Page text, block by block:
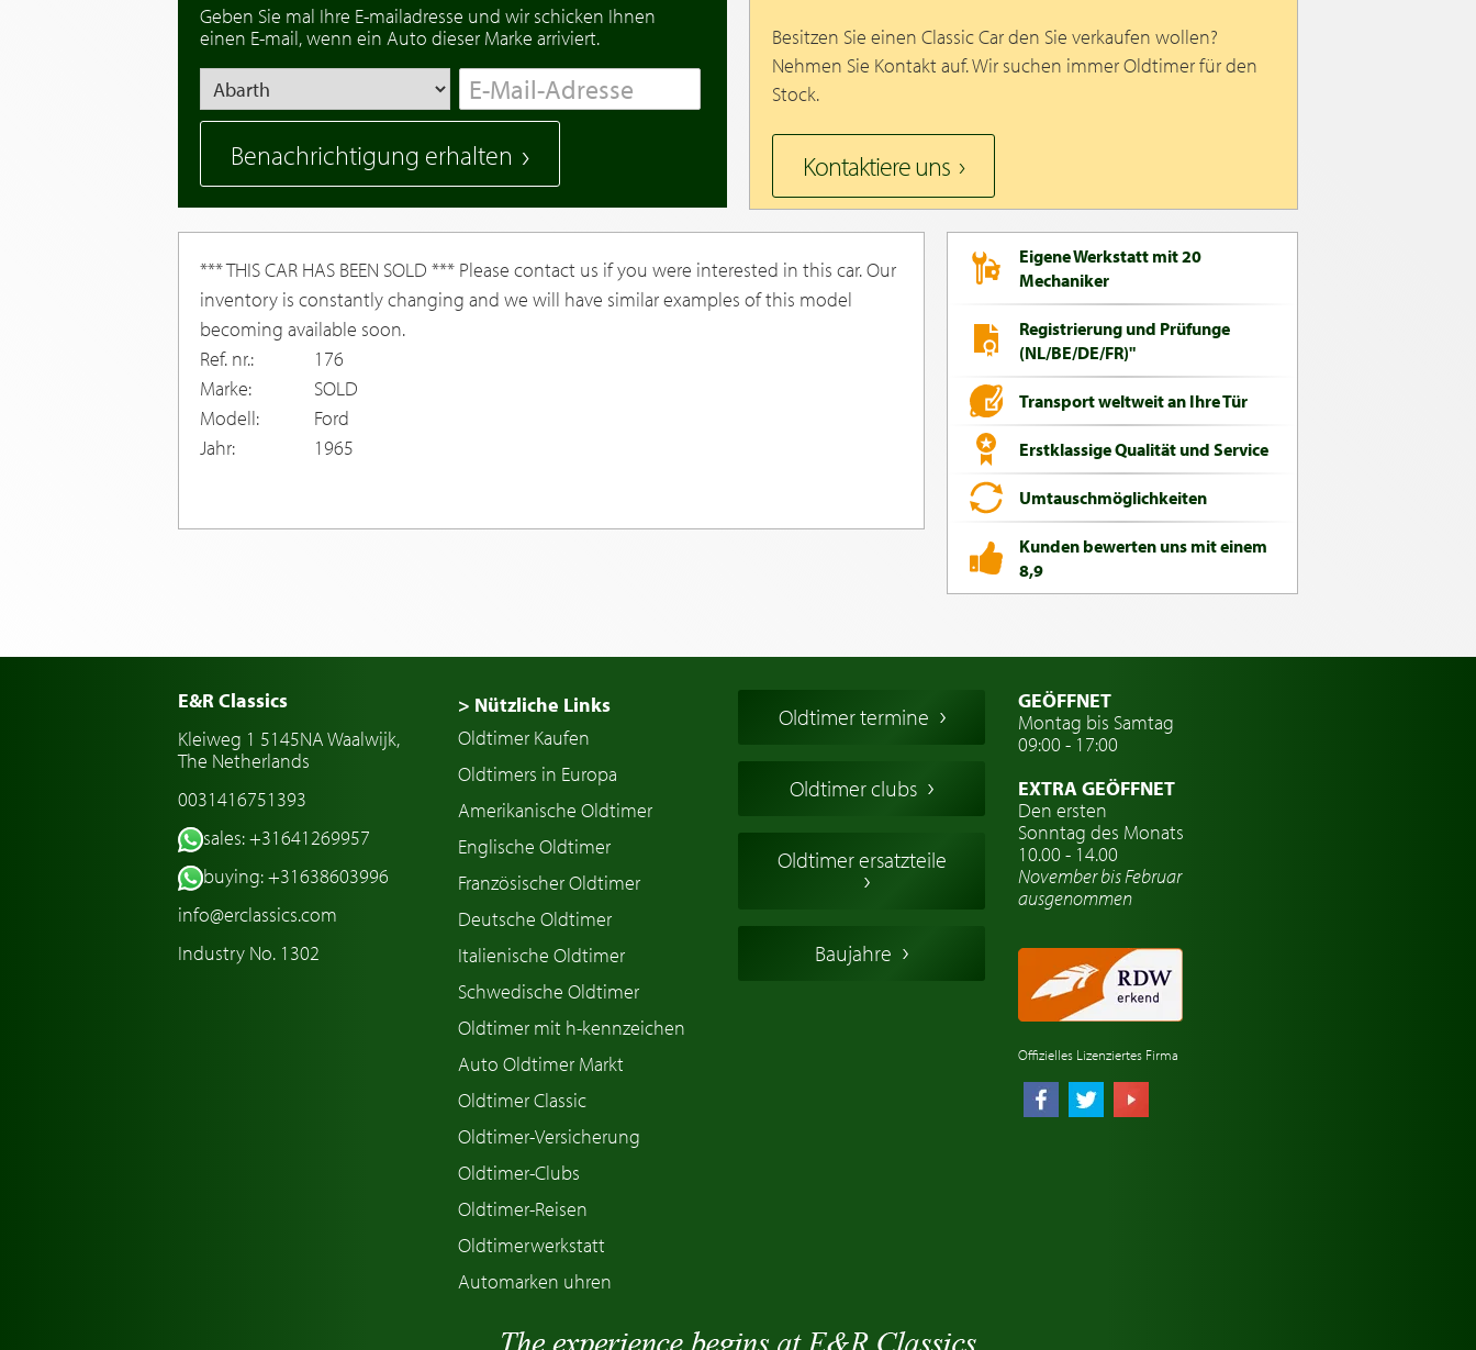
Geben Sie mal Ihre E-mailadresse und wir schicken Ihnen
einen E-mail, wenn ein Auto dieser Marke arriviert.
Benachrichtigung erhalten
Besitzen Sie einen Classic Car den Sie verkaufen wollen?
Nehmen Sie Kontakt auf. Wir suchen immer Oldtimer für den
Stock.
Kontaktiere uns
*** THIS CAR HAS BEEN SOLD *** Please contact us if you were interested in this car. Our
inventory is constantly changing and we will have similar examples of this model
becoming available soon.
Ref. nr.:
176
Marke:
SOLD
Modell:
Ford
Jahr:
1965
Eigene Werkstatt mit 20
Mechaniker
Registrierung und Prüfunge
(NL/BE/DE/FR)"
Transport weltweit an Ihre Tür
Erstklassige Qualität und Service
Umtauschmöglichkeiten
Kunden bewerten uns mit einem
8,9
E&R Classics
Kleiweg 1 5145NA Waalwijk,
The Netherlands
0031416751393
sales: +31641269957
buying: +31638603996
info@erclassics.com
Industry No. 1302
> Nützliche Links
Oldtimer Kaufen
Oldtimers in Europa
Amerikanische Oldtimer
Englische Oldtimer
Französischer Oldtimer
Deutsche Oldtimer
Italienische Oldtimer
Schwedische Oldtimer
Oldtimer mit h-kennzeichen
Auto Oldtimer Markt
Oldtimer Classic
Oldtimer-Versicherung
Oldtimer-Clubs
Oldtimer-Reisen
Oldtimerwerkstatt
Automarken uhren
Oldtimer termine
Oldtimer clubs
Oldtimer ersatzteile
Baujahre
GEÖFFNET
Montag bis Samtag
09:00 - 17:00
EXTRA GEÖFFNET
Den ersten
Sonntag des Monats
10.00 - 14.00
November bis Februar
ausgenommen
Offizielles Lizenziertes Firma